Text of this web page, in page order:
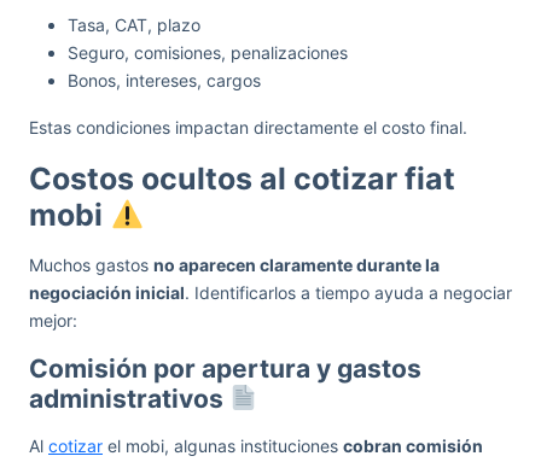
Tasa, CAT, plazo
Seguro, comisiones, penalizaciones
Bonos, intereses, cargos
Estas condiciones impactan directamente el costo final.
Costos ocultos al cotizar fiat
mobi
Muchos gastos no aparecen claramente durante la
negociación inicial. Identificarlos a tiempo ayuda a negociar
mejor:
Comisión por apertura y gastos
administrativos
Al cotizar el mobi, algunas instituciones cobran comisión